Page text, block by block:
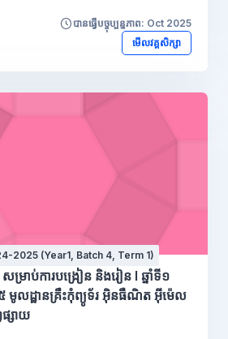
បានធ្វើបច្ចុប្បន្នភាព: Oct 2025
មើលវគ្គសិក្សា
2025 (Year1, Batch 4, Term 1)
ម្រាប់ការបង្រៀន និងរៀន I ឆ្នាំទី១
មូលដ្ឋានគ្រឹះកុំព្យូទ័រ អ៊ិនធឺណិត អ៊ីម៉េល
ផ្សាយ